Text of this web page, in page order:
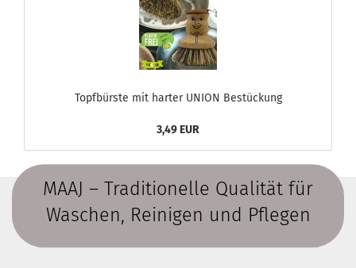
Topfbürste mit harter UNION Bestückung
3,49 EUR
MAAJ – Traditionelle Qualität für
Waschen, Reinigen und Pflegen